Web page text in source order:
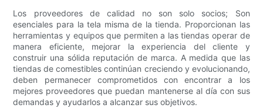
Los proveedores de calidad no son solo socios; Son
esenciales para la tela misma de la tienda. Proporcionan las
herramientas y equipos que permiten a las tiendas operar de
manera eficiente, mejorar la experiencia del cliente y
construir una sólida reputación de marca. A medida que las
tiendas de comestibles continúan creciendo y evolucionando,
deben permanecer comprometidos con encontrar a los
mejores proveedores que puedan mantenerse al día con sus
demandas y ayudarlos a alcanzar sus objetivos.